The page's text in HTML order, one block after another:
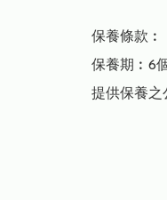
保養條款︰
保養期︰6
提供保養